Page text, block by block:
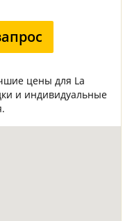
цены для La
и индивидуальные